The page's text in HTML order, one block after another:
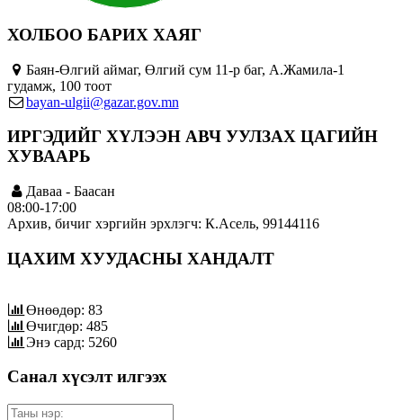
ХОЛБОО БАРИХ ХАЯГ
Баян-Өлгий аймаг, Өлгий сум 11-р баг, А.Жамила-1
гудамж, 100 тоот
bayan-ulgii@gazar.gov.mn
ИРГЭДИЙГ ХҮЛЭЭН АВЧ УУЛЗАХ ЦАГИЙН
ХУВААРЬ
Даваа - Баасан
08:00-17:00
Архив, бичиг хэргийн эрхлэгч: К.Асель, 99144116
ЦАХИМ ХУУДАСНЫ ХАНДАЛТ
Өнөөдөр: 83
Өчигдөр: 485
Энэ сард: 5260
Санал хүсэлт илгээх